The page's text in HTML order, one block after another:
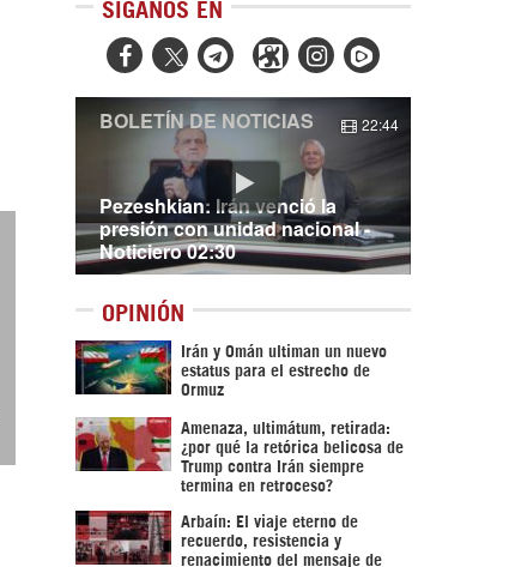
SÍGANOS EN
  
Pezeshkian: Irán venció la
presión con unidad nacional -
Noticiero 02:30
BOLETÍN DE NOTICIAS 22:44
OPINIÓN
Irán y Omán ultiman un nuevo
estatus para el estrecho de
Ormuz
Amenaza, ultimátum, retirada:
¿por qué la retórica belicosa de
Trump contra Irán siempre
termina en retroceso?
Arbaín: El viaje eterno de
recuerdo, resistencia y
renacimiento del mensaje de